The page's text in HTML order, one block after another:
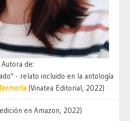
Autora de:
- relato incluido en la antología
(Vinatea Editorial, 2022)
en Amazon, 2022)